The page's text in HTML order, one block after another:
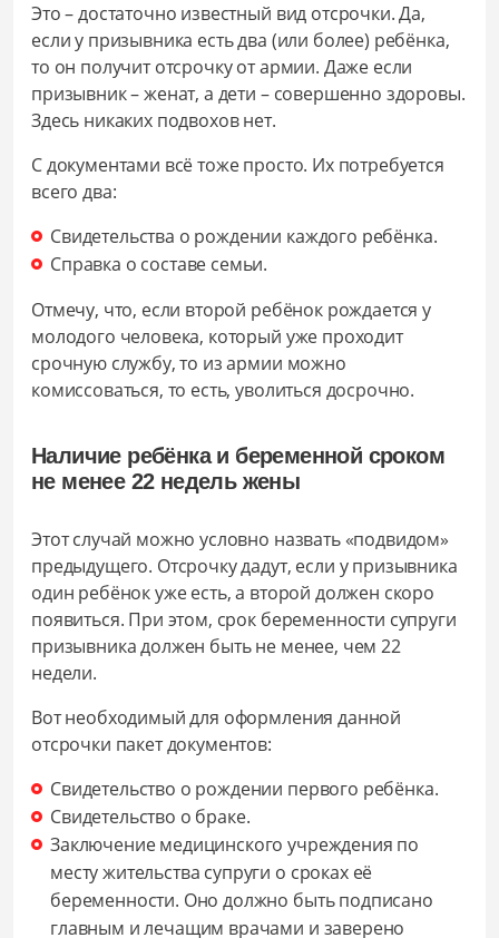
Это – достаточно известный вид отсрочки. Да,
если у призывника есть два (или более) ребёнка,
то он получит отсрочку от армии. Даже если
призывник – женат, а дети – совершенно здоровы.
Здесь никаких подвохов нет.
С документами всё тоже просто. Их потребуется
всего два:
Свидетельства о рождении каждого ребёнка.
Справка о составе семьи.
Отмечу, что, если второй ребёнок рождается у
молодого человека, который уже проходит
срочную службу, то из армии можно
комиссоваться, то есть, уволиться досрочно.
Наличие ребёнка и беременной сроком
не менее 22 недель жены
Этот случай можно условно назвать «подвидом»
предыдущего. Отсрочку дадут, если у призывника
один ребёнок уже есть, а второй должен скоро
появиться. При этом, срок беременности супруги
призывника должен быть не менее, чем 22
недели.
Вот необходимый для оформления данной
отсрочки пакет документов:
Свидетельство о рождении первого ребёнка.
Свидетельство о браке.
Заключение медицинского учреждения по
месту жительства супруги о сроках её
беременности. Оно должно быть подписано
главным и лечащим врачами и заверено